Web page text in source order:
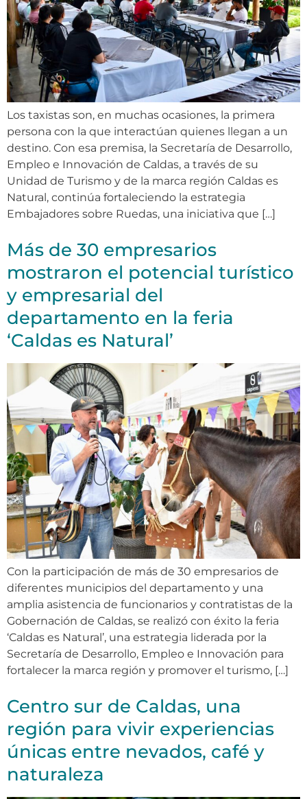
Los taxistas son, en muchas ocasiones, la primera
persona con la que interactúan quienes llegan a un
destino. Con esa premisa, la Secretaría de Desarrollo,
Empleo e Innovación de Caldas, a través de su
Unidad de Turismo y de la marca región Caldas es
Natural, continúa fortaleciendo la estrategia
Embajadores sobre Ruedas, una iniciativa que […]
Más de 30 empresarios
mostraron el potencial turístico
y empresarial del
departamento en la feria
‘Caldas es Natural’
Con la participación de más de 30 empresarios de
diferentes municipios del departamento y una
amplia asistencia de funcionarios y contratistas de la
Gobernación de Caldas, se realizó con éxito la feria
‘Caldas es Natural’, una estrategia liderada por la
Secretaría de Desarrollo, Empleo e Innovación para
fortalecer la marca región y promover el turismo, […]
Centro sur de Caldas, una
región para vivir experiencias
únicas entre nevados, café y
naturaleza